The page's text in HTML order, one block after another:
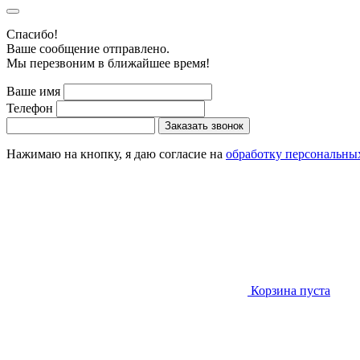
Cпасибо!
Ваше сообщение отправлено.
Мы перезвоним в ближайшее время!
Ваше имя
Телефон
Заказать звонок
Нажимаю на кнопку, я даю согласие на обработку
Корзина пуста